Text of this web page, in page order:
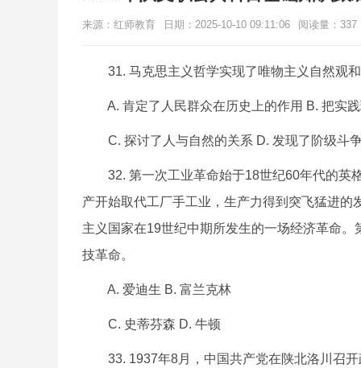
来源：红师教育 日期：2025-10-10 09:11:06 阅读量： 337
31. 马克思主义哲学实现了唯物主义自然观和
A. 肯定了人民群众在历史上的作用 B. 把实践
C. 探讨了人与自然的关系 D. 发现了阶级斗争
32. 第一次工业革命始于18世纪60年代的英
产开始取代工厂手工业，生产力得到突飞猛进
主义国家在19世纪中期所发生的一场经济革命
技革命。
A. 爱迪生 B. 富兰克林
C. 史蒂芬森 D. 牛顿
33. 1937年8月，中国共产党在陕北洛川召开